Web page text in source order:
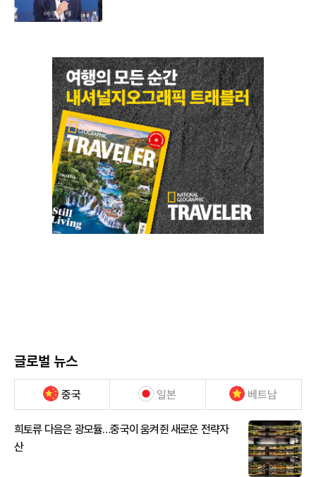
글로벌 뉴스
중국 일본 베트남
희토류 다음은 광모듈…중국이 움켜쥔 새로운 전략자
산